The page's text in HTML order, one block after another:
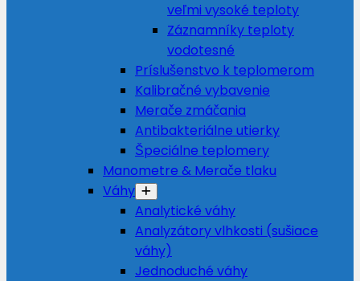
veľmi vysoké teploty
Záznamníky teploty
vodotesné
Príslušenstvo k teplomerom
Kalibračné vybavenie
Merače zmáčania
Antibakteriálne utierky
Špeciálne teplomery
Manometre & Merače tlaku
Váhy
Analytické váhy
Analyzátory vlhkosti (sušiace
váhy)
Jednoduché váhy